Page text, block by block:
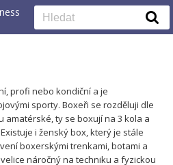
profi nebo kondiční a je
sporty. Boxeři se rozděluji dle
amatérské, ty se boxují na 3 kola a
i ženský box, který je stále
boxerskými trenkami, botami a
náročný na techniku a fyzickou